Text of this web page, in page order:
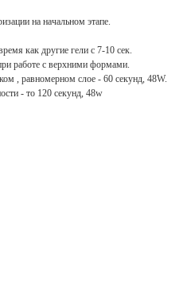
на начальном этапе.
как другие гели с 7-10 сек.
работе с верхними формами.
, равномерном слое - 60 секунд, 48W.
- то 120 секунд, 48w